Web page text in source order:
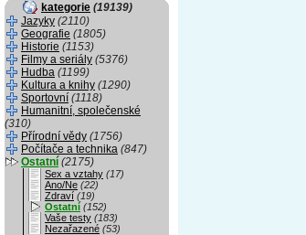
kategorie (19139)
Jazyky (2110)
Geografie (1805)
Historie (1153)
Filmy a seriály (5376)
Hudba (1199)
Kultura a knihy (1290)
Sportovní (1118)
Humanitní, společenské
(310)
Přírodní vědy (1756)
Počítače a technika (847)
Ostatní (2175)
Sex a vztahy (17)
Ano/Ne (22)
Zdraví (19)
Ostatní (152)
Vaše testy (183)
Nezařazené (53)